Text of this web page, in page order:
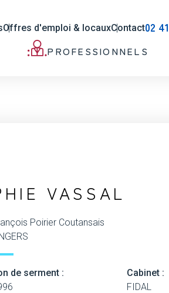
Offres d'emploi & locauxContact02
PROFESSIONNELS
VASSAL
Poirier Coutansais
de serment :
Cabinet :
FIDAL